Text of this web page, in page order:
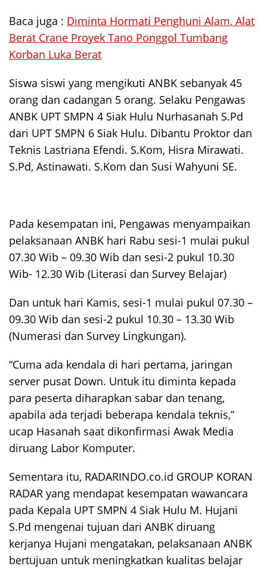
Baca juga : Diminta Hormati Penghuni Alam, Alat
Berat Crane Proyek Tano Ponggol Tumbang
Korban Luka Berat
Siswa siswi yang mengikuti ANBK sebanyak 45
orang dan cadangan 5 orang. Selaku Pengawas
ANBK UPT SMPN 4 Siak Hulu Nurhasanah S.Pd
dari UPT SMPN 6 Siak Hulu. Dibantu Proktor dan
Teknis Lastriana Efendi. S.Kom, Hisra Mirawati.
S.Pd, Astinawati. S.Kom dan Susi Wahyuni SE.
Pada kesempatan ini, Pengawas menyampaikan
pelaksanaan ANBK hari Rabu sesi-1 mulai pukul
07.30 Wib – 09.30 Wib dan sesi-2 pukul 10.30
Wib- 12.30 Wib (Literasi dan Survey Belajar)
Dan untuk hari Kamis, sesi-1 mulai pukul 07.30 –
09.30 Wib dan sesi-2 pukul 10.30 – 13.30 Wib
(Numerasi dan Survey Lingkungan).
“Cuma ada kendala di hari pertama, jaringan
server pusat Down. Untuk itu diminta kepada
para peserta diharapkan sabar dan tenang,
apabila ada terjadi beberapa kendala teknis,”
ucap Hasanah saat dikonfirmasi Awak Media
diruang Labor Komputer.
Sementara itu, RADARINDO.co.id GROUP KORAN
RADAR yang mendapat kesempatan wawancara
pada Kepala UPT SMPN 4 Siak Hulu M. Hujani
S.Pd mengenai tujuan dari ANBK diruang
kerjanya Hujani mengatakan, pelaksanaan ANBK
bertujuan untuk meningkatkan kualitas belajar